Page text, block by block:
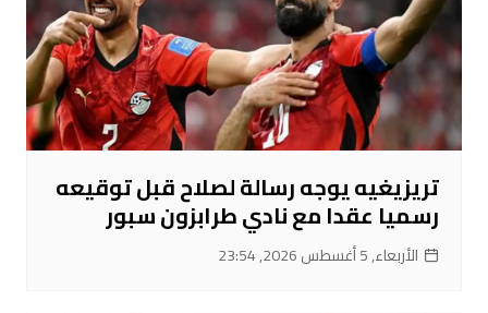
تريزيغيه يوجه رسالة لصلاح قبل توقيعه
رسميا عقدا مع نادي طرابزون سبور
الأربعاء, 5 أغسطس 2026, 23:54